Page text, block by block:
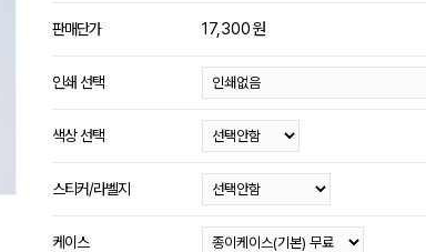
판매단가 17,300원
인쇄 선택
색상 선택
스티커/라벨지
케이스